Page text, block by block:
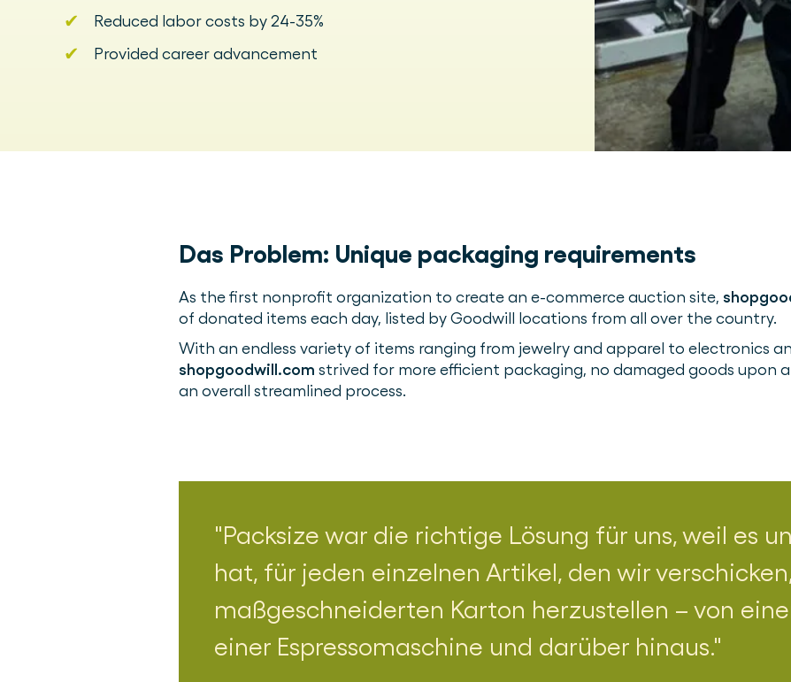
✔ Reduced labor costs by 24-35%
✔ Provided career advancement
Das Problem: Unique packaging requirements
As the first nonprofit organization to create an e-commerce auction site,
of donated items each day, listed by Goodwill locations from all over the country.
With an endless variety of items ranging from jewelry and apparel to electronics
shopgoodwill.com strived for more efficient packaging, no damaged goods upon
an overall streamlined process.
Packsize war die richtige Lösung für uns, weil es
hat, für jeden einzelnen Artikel, den wir
maßgeschneiderten Karton herzustellen – von
einer Espressomaschine und darüber hinaus.